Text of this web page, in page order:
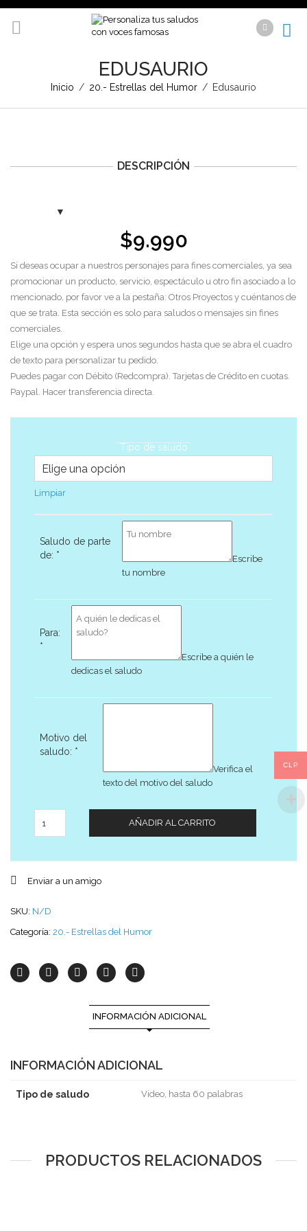
EDUSAURIO
Inicio / 20.- Estrellas del Humor / Edusaurio
DESCRIPCIÓN
$9.990
Si deseas ocupar a nuestros personajes para fines comerciales, ya sea
promocionar un producto, servicio, espectáculo u otro fin asociado a lo
mencionado, por favor ve a la pestaña: Otros Proyectos y cuéntanos de
que se trata. Esta sección es solo para saludos o mensajes sin fines
comerciales.
Elige una opción y espera unos segundos hasta que se abra el cuadro
de texto para personalizar tu pedido.
Puedes pagar con Débito (Redcompra). Tarjetas de Crédito en cuotas.
Paypal. Hacer transferencia directa.
Tipo de saludo
Limpiar
Saludo de parte
de: *
Escribe
tu nombre
Para:
*
Escribe a quién le
dedicas el saludo
Motivo del
saludo: *
Verifica el
texto del motivo del saludo
AÑADIR AL CARRITO
Enviar a un amigo
SKU: N/D
Categoría: 20.- Estrellas del Humor
INFORMACIÓN ADICIONAL
INFORMACIÓN ADICIONAL
Tipo de saludo Video, hasta 60 palabras
PRODUCTOS RELACIONADOS
CLP